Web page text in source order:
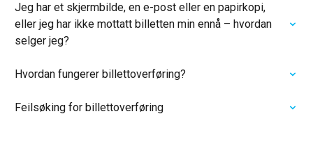
Jeg har et skjermbilde, en e-post eller en papirkopi,
eller jeg har ikke mottatt billetten min ennå – hvordan
selger jeg?
Hvordan fungerer billettoverføring?
Feilsøking for billettoverføring